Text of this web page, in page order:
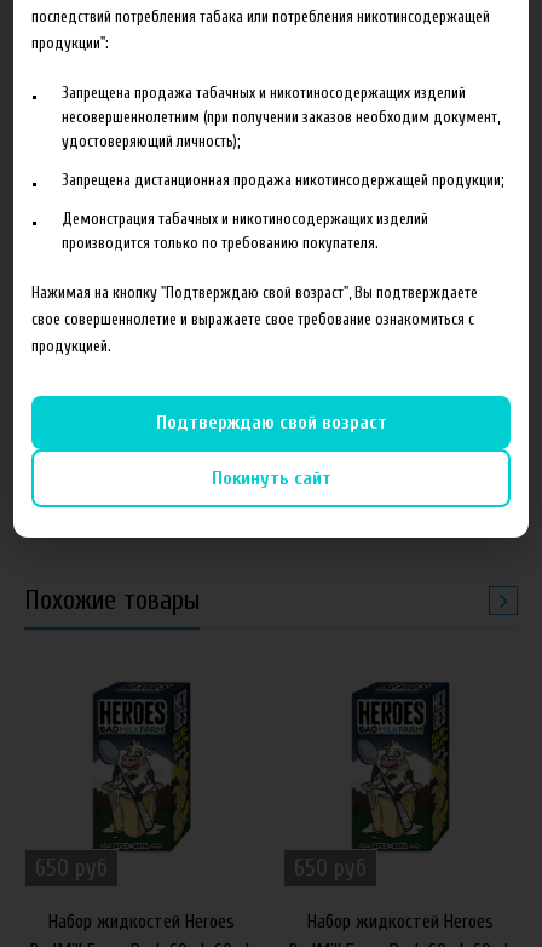
Сопутствующие товары
FruitCloud табачная серия, East,
60 мл, 0 мг (60 мл / 0 мг)
Набор жидкостей Heroes
DeliciousFarm, Pack 60ml+60ml,
Похожие товары
650 руб
Набор жидкостей Heroes
650 руб
Набор жидкостей Heroes
последствий потребления табака или потребления никотинсодержащей
продукции":
Запрещена продажа табачных и никотиносодержащих изделий
несовершеннолетним (при получении заказов необходим документ,
удостоверяющий личность);
Запрещена дистанционная продажа никотинсодержащей продукции;
Демонстрация табачных и никотиносодержащих изделий
производится только по требованию покупателя.
Нажимая на кнопку "Подтверждаю свой возраст", Вы подтверждаете
свое совершеннолетие и выражаете свое требование ознакомиться с
продукцией.
Подтверждаю свой возраст
Покинуть сайт